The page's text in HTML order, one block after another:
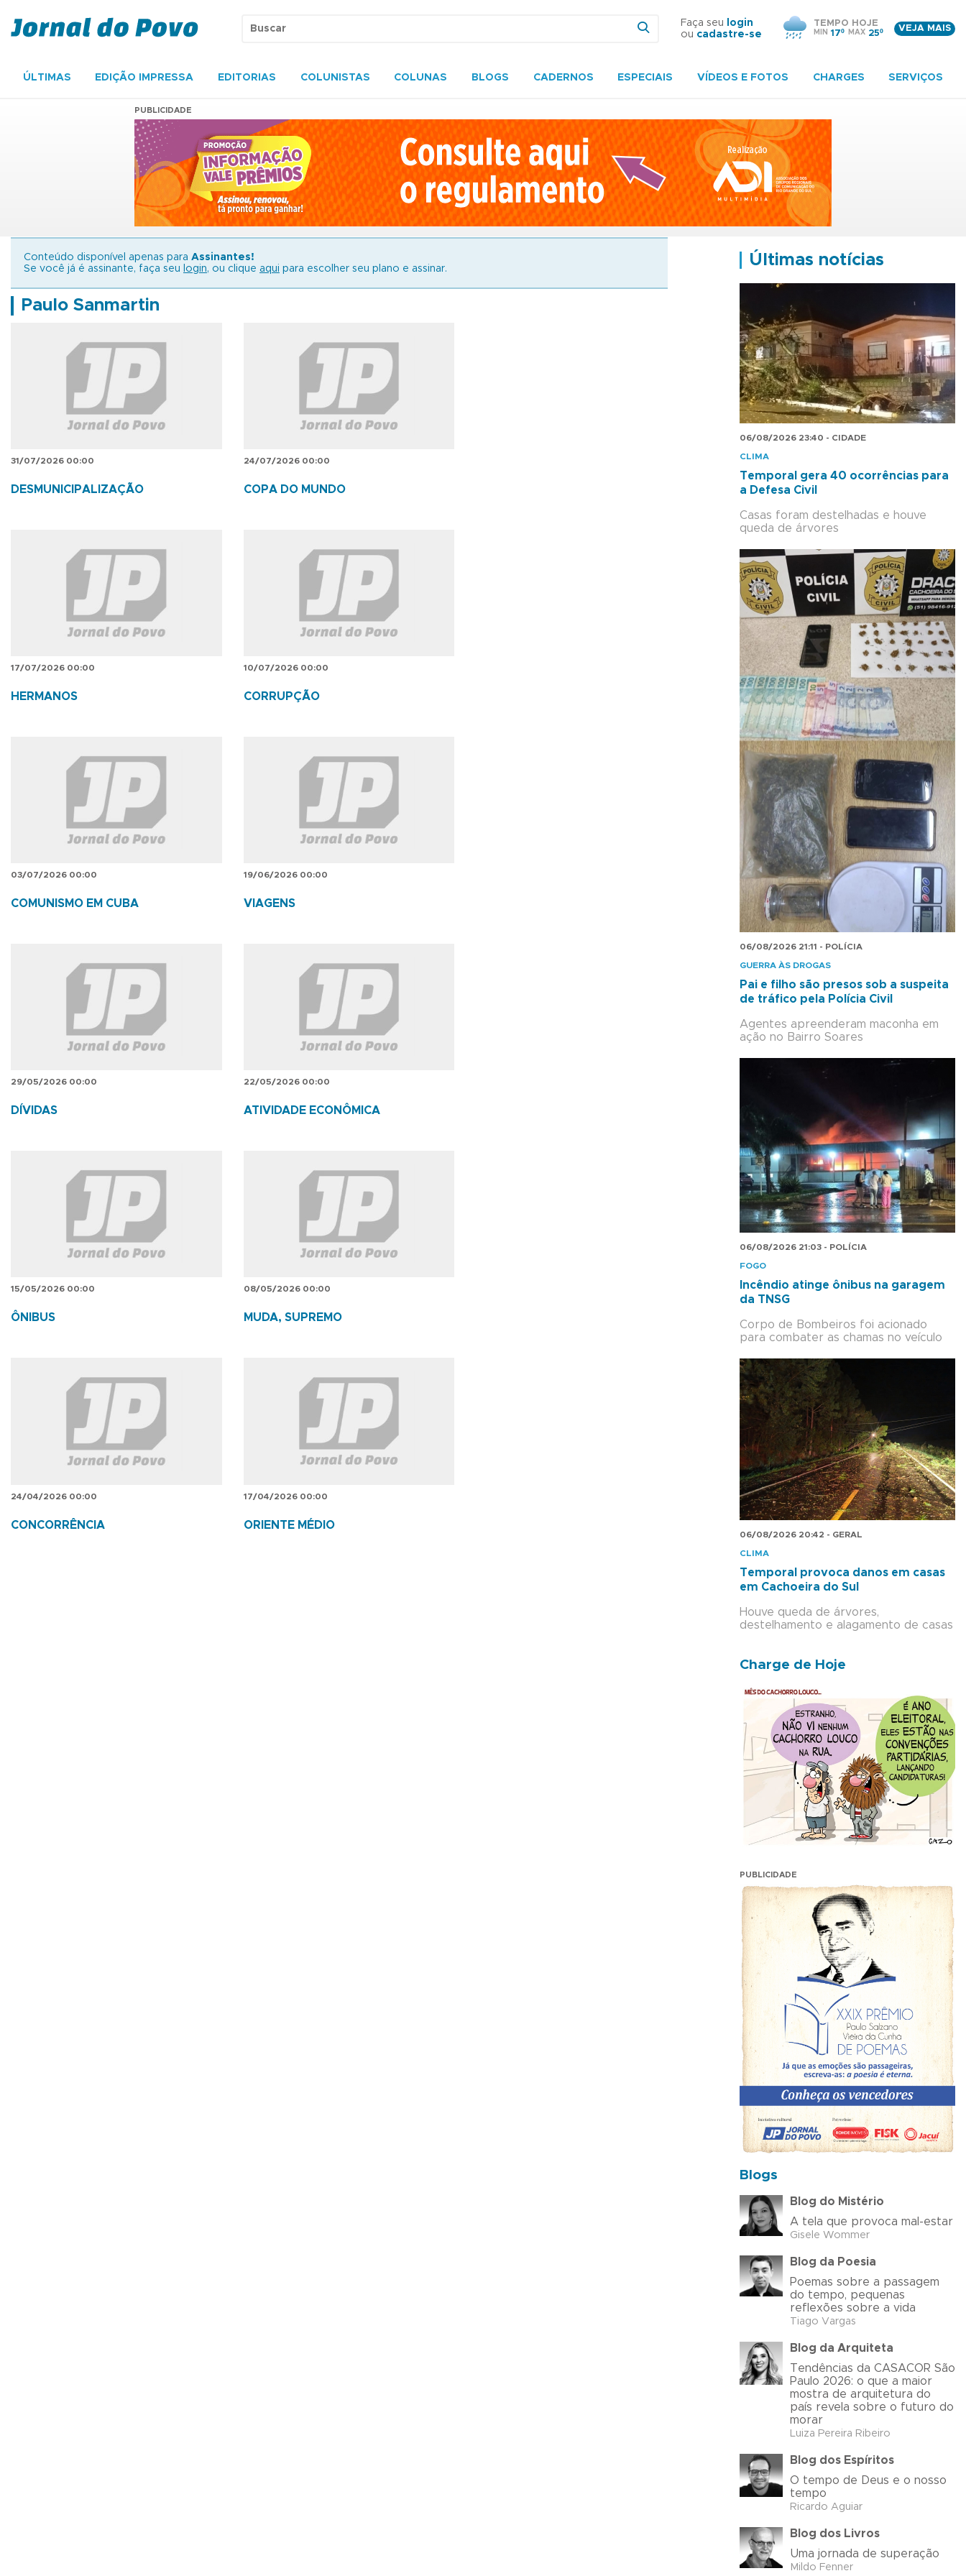
Faça seu
login
ou cadastre-se
TEMPO HOJE
MIN 17º MAX 25º
VEJA MAIS
ÚLTIMAS EDIÇÃO IMPRESSA EDITORIAS COLUNISTAS COLUNAS BLOGS CADERNOS ESPECIAIS VÍDEOS E FOTOS CHARGES SERVIÇOS
PUBLICIDADE
Conteúdo disponível apenas para Assinantes!
Se você já é assinante, faça seu
login, ou clique aqui para escolher seu plano e assinar.
Paulo Sanmartin
31/07/2026 00:00
DESMUNICIPALIZAÇÃO
24/07/2026 00:00
COPA DO MUNDO
17/07/2026 00:00
HERMANOS
10/07/2026 00:00
CORRUPÇÃO
03/07/2026 00:00
COMUNISMO EM CUBA
19/06/2026 00:00
VIAGENS
29/05/2026 00:00
DÍVIDAS
22/05/2026 00:00
ATIVIDADE ECONÔMICA
15/05/2026 00:00
ÔNIBUS
08/05/2026 00:00
MUDA, SUPREMO
24/04/2026 00:00
CONCORRÊNCIA
17/04/2026 00:00
ORIENTE MÉDIO
Últimas notícias
06/08/2026 23:40 - CIDADE
CLIMA
Temporal gera 40 ocorrências para
a Defesa Civil
Casas foram destelhadas e houve
queda de árvores
06/08/2026 21:11 - POLÍCIA
GUERRA ÀS DROGAS
Pai e filho são presos sob a suspeita
de tráfico pela Polícia Civil
Agentes apreenderam maconha em
ação no Bairro Soares
06/08/2026 21:03 - POLÍCIA
FOGO
Incêndio atinge ônibus na garagem
da TNSG
Corpo de Bombeiros foi acionado
para combater as chamas no veículo
06/08/2026 20:42 - GERAL
CLIMA
Temporal provoca danos em casas
em Cachoeira do Sul
Houve queda de árvores,
destelhamento e alagamento de casas
Charge de Hoje
PUBLICIDADE
Blogs
Blog do Mistério
A tela que provoca mal-estar
Gisele Wommer
Blog da Poesia
Poemas sobre a passagem
do tempo, pequenas
reflexões sobre a vida
Tiago Vargas
Blog da Arquiteta
Tendências da CASACOR São
Paulo 2026: o que a maior
mostra de arquitetura do
país revela sobre o futuro do
morar
Luiza Pereira Ribeiro
Blog dos Espíritos
O tempo de Deus e o nosso
tempo
Ricardo Aguiar
Blog dos Livros
Uma jornada de superação
Mildo Fenner